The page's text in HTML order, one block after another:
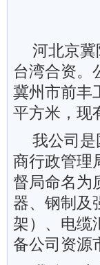
河北京
台湾合资。
冀州市前丰
平方米，现
我公司
商行政管理
督局命名为
器、钢制及
架）、电缆
备公司资源